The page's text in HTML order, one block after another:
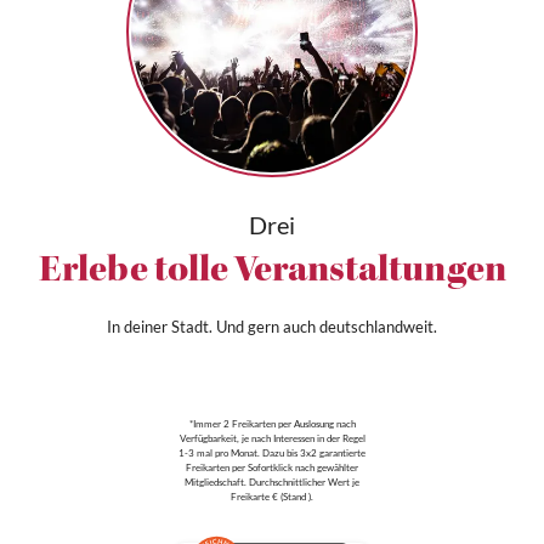
Drei
Erlebe tolle Veranstaltungen
In deiner Stadt. Und gern auch deutschlandweit.
*Immer 2 Freikarten per Auslosung nach
Verfügbarkeit, je nach Interessen in der Regel
1-3 mal pro Monat. Dazu bis 3x2 garantierte
Freikarten per Sofortklick nach gewählter
Mitgliedschaft. Durchschnittlicher Wert je
Freikarte € (Stand ).